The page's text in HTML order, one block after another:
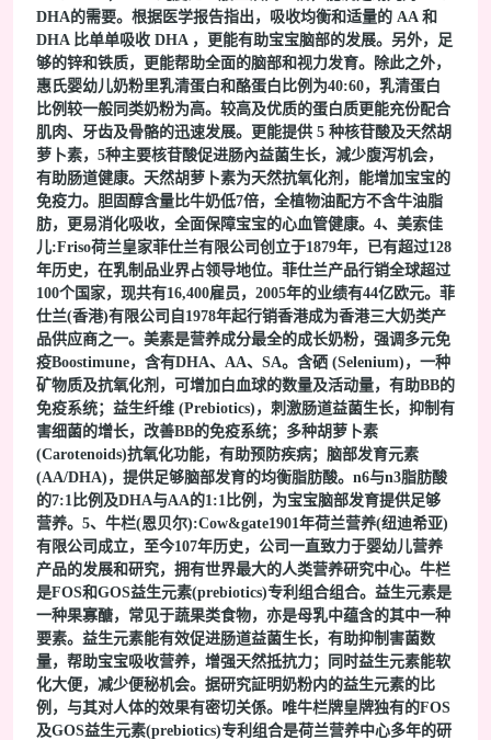
DHA的需要。根据医学报告指出，吸收均衡和适量的 AA 和
DHA 比单单吸收 DHA ，更能有助宝宝脑部的发展。另外，足
够的锌和铁质，更能帮助全面的脑部和视力发育。除此之外，
惠氏婴幼儿奶粉里乳清蛋白和酪蛋白比例为40:60，乳清蛋白
比例较一般同类奶粉为高。较高及优质的蛋白质更能充份配合
肌肉、牙齿及骨骼的迅速发展。更能提供 5 种核苷酸及天然胡
萝卜素，5种主要核苷酸促进肠內益菌生长，減少腹泻机会，
有助肠道健康。天然胡萝卜素为天然抗氧化剂，能增加宝宝的
免疫力。胆固醇含量比牛奶低7倍，全植物油配方不含牛油脂
肪，更易消化吸收，全面保障宝宝的心血管健康。4、美索佳
儿:Friso荷兰皇家菲仕兰有限公司创立于1879年，已有超过128
年历史，在乳制品业界占领导地位。菲仕兰产品行销全球超过
100个国家，现共有16,400雇员，2005年的业绩有44亿欧元。菲
仕兰(香港)有限公司自1978年起行销香港成为香港三大奶类产
品供应商之一。美素是营养成分最全的成长奶粉，强调多元免
疫Boostimune，含有DHA、AA、SA。含硒 (Selenium)，一种
矿物质及抗氧化剂，可增加白血球的数量及活动量，有助BB的
免疫系统；益生纤维 (Prebiotics)，刺激肠道益菌生长，抑制有
害细菌的增长，改善BB的免疫系统；多种胡萝卜素
(Carotenoids)抗氧化功能，有助预防疾病；脑部发育元素
(AA/DHA)，提供足够脑部发育的均衡脂肪酸。n6与n3脂肪酸
的7:1比例及DHA与AA的1:1比例，为宝宝脑部发育提供足够
营养。5、牛栏(恩贝尔):Cow&gate1901年荷兰营养(纽迪希亚)
有限公司成立，至今107年历史，公司一直致力于婴幼儿营养
产品的发展和研究，拥有世界最大的人类营养研究中心。牛栏
是FOS和GOS益生元素(prebiotics)专利组合组合。益生元素是
一种果寡醣，常见于蔬果类食物，亦是母乳中蕴含的其中一种
要素。益生元素能有效促进肠道益菌生长，有助抑制害菌数
量，帮助宝宝吸收营养，增强天然抵抗力；同时益生元素能软
化大便，减少便秘机会。据研究証明奶粉内的益生元素的比
例，与其对人体的效果有密切关係。唯牛栏牌皇牌独有的FOS
及GOS益生元素(prebiotics)专利组合是荷兰营养中心多年的研